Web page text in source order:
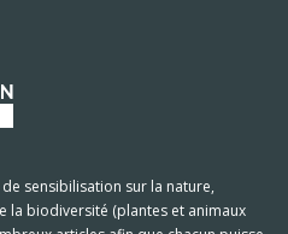
sensibilisation sur la nature,
la biodiversité (plantes et animaux